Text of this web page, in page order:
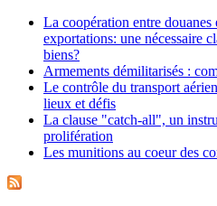
La coopération entre douanes
exportations: une nécessaire
biens?
Armements démilitarisés :
Le contrôle du transport
lieux et défis
La clause "catch-all", un
prolifération
Les munitions au coeur des